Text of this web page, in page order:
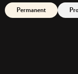
Permanent